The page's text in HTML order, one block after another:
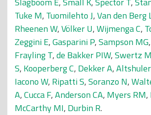
Tuke M, Tuomilehto J,Van den Berg
Rheenen W,Völker U,Wijmenga C,
Zeggini E,Gasparini P,Sampson MG,
Frayling T,de Bakker PIW,Swertz
S, Kooperberg C, Dekker A,
Iacono W, Ripatti S,Soranzo N,
A,Cucca F,Anderson CA, Myers RM,
McCarthy MI, Durbin R.